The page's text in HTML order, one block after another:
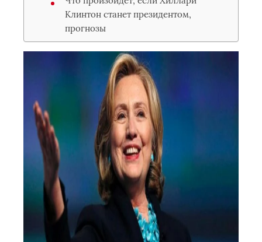
Клинтон станет президентом,
прогнозы